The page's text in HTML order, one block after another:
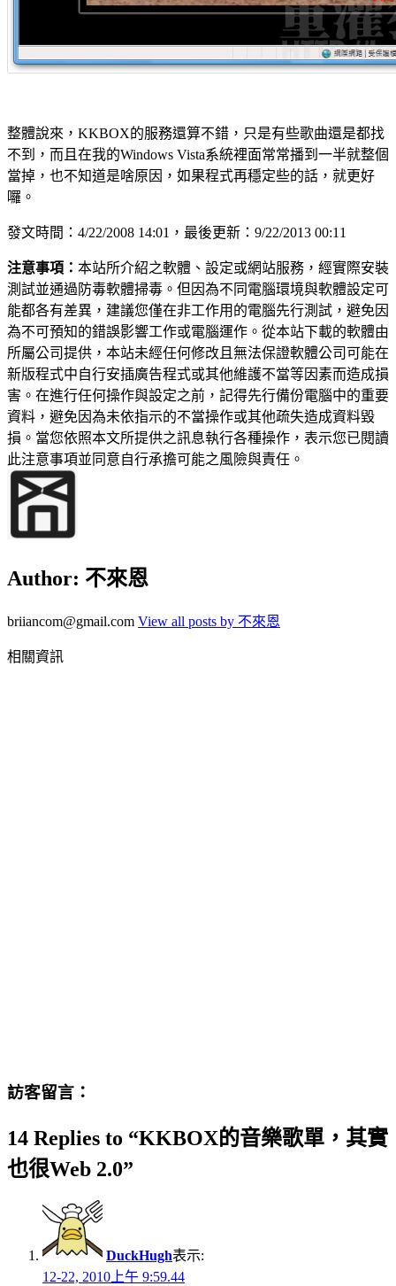
整體說來，KKBOX的服務還算不錯，只是有些歌曲還是都找
不到，而且在我的Windows Vista系統裡面常常播到一半就整個
當掉，也不知道是啥原因，如果程式再穩定些的話，就更好
囉。
發文時間：4/22/2008 14:01，最後更新：9/22/2013 00:11
注意事項： 本站所介紹之軟體、設定或網站服務，經實際安裝
測試並通過防毒軟體掃毒。但因為不同電腦環境與軟體設定可
能都各有差異，建議您僅在非工作用的電腦先行測試，避免因
為不可預知的錯誤影響工作或電腦運作。從本站下載的軟體由
所屬公司提供，本站未經任何修改且無法保證軟體公司可能在
新版程式中自行安插廣告程式或其他維護不當等因素而造成損
害。在進行任何操作與設定之前，記得先行備份電腦中的重要
資料，避免因為未依指示的不當操作或其他疏失造成資料毀
損。當您依照本文所提供之訊息執行各種操作，表示您已閱讀
此注意事項並同意自行承擔可能之風險與責任。
Author: 不來恩
briiancom@gmail.com View all posts by 不來恩
相關資訊
訪客留言：
14 Replies to “KKBOX的音樂歌單，其實
也很Web 2.0”
DuckHugh表示:
12-22, 2010上午 9:59.44